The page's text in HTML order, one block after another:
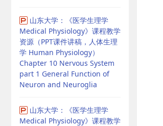
山东大学：《医学生理学
Medical Physiology》课程教学
资源（PPT课件讲稿，人体生理
学 Human Physiology）
Chapter 10 Nervous System
part 1 General Function of
Neuron and Neuroglia
山东大学：《医学生理学
Medical Physiology》课程教学